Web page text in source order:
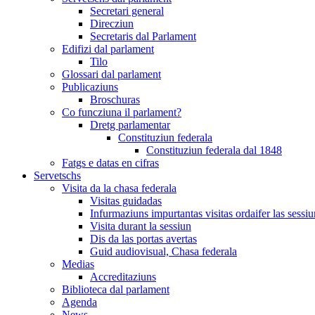
Secretari general
Direcziun
Secretaris dal Parlament
Edifizi dal parlament
Tilo
Glossari dal parlament
Publicaziuns
Broschuras
Co funcziuna il parlament?
Dretg parlamentar
Constituziun federala
Constituziun federala dal 1848
Fatgs e datas en cifras
Servetschs
Visita da la chasa federala
Visitas guidadas
Infurmaziuns impurtantas visitas ordaifer las
Visita durant la sessiun
Dis da las portas avertas
Guid audiovisual, Chasa federala
Medias
Accreditaziuns
Biblioteca dal parlament
Agenda